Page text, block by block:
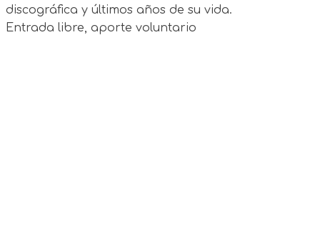
discográfica y últimos años de su vida.
Entrada libre, aporte voluntario